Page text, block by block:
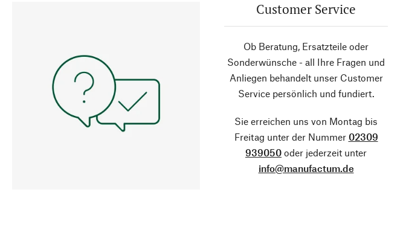
Customer Service
Ob Beratung, Ersatzteile oder
Sonderwünsche - all Ihre Fragen und
Anliegen behandelt unser Customer
Service persönlich und fundiert.
Sie erreichen uns von Montag bis
Freitag unter der Nummer 02309
939050 oder jederzeit unter
info@manufactum.de